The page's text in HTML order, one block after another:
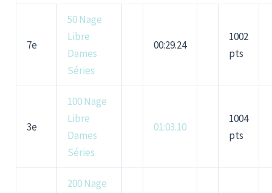
7e
50 Nage
Libre
Dames
Séries
00:29.24
1002
pts
3e
100 Nage
Libre
Dames
Séries
01:03.10
1004
pts
200 Nage